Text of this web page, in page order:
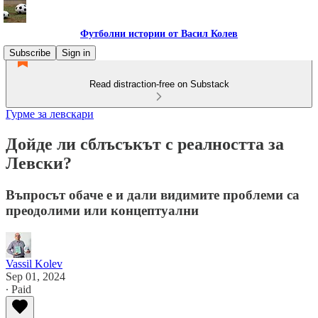
Футболни истории от Васил Колев
Subscribe
Sign in
Read distraction-free on Substack
Гурме за левскари
Дойде ли сблъсъкът с реалността за
Левски?
Въпросът обаче е и дали видимите проблеми са
преодолими или концептуални
Vassil Kolev
Sep 01, 2024
∙ Paid